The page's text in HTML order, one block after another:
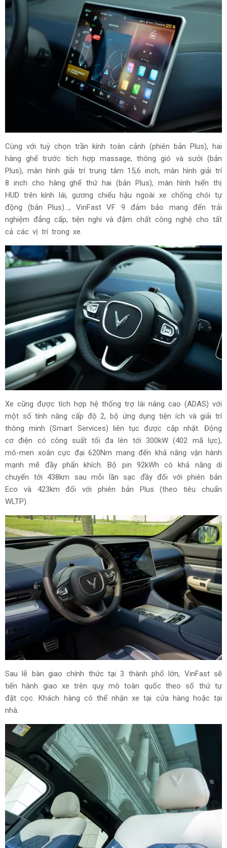
Cùng với tuỳ chọn trần kính toàn cảnh (phiên bản Plus), hai
hàng ghế trước tích hợp massage, thông gió và sưởi (bản
Plus), màn hình giải trí trung tâm 15,6 inch, màn hình giải trí
8 inch cho hàng ghế thứ hai (bản Plus), màn hình hiển thị
HUD trên kính lái, gương chiếu hậu ngoài xe chống chói tự
động (bản Plus)…, VinFast VF 9 đảm bảo mang đến trải
nghiệm đẳng cấp, tiện nghi và đậm chất công nghệ cho tất
cả các vị trí trong xe.
Xe cũng được tích hợp hệ thống trợ lái nâng cao (ADAS) với
một số tính năng cấp độ 2, bộ ứng dụng tiện ích và giải trí
thông minh (Smart Services) liên tục được cập nhật. Động
cơ điện có công suất tối đa lên tới 300kW (402 mã lực),
mô-men xoắn cực đại 620Nm mang đến khả năng vận hành
mạnh mẽ đầy phấn khích. Bộ pin 92kWh có khả năng di
chuyển tới 438km sau mỗi lần sạc đầy đối với phiên bản
Eco và 423km đối với phiên bản Plus (theo tiêu chuẩn
WLTP).
Sau lễ bàn giao chính thức tại 3 thành phố lớn, VinFast sẽ
tiến hành giao xe trên quy mô toàn quốc theo số thứ tự
đặt cọc. Khách hàng có thể nhận xe tại cửa hàng hoặc tại
nhà.